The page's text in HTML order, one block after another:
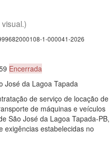
visual.)
1-000041-2026
Encerrada
José da Lagoa Tapada
de serviço de locação de
de máquinas e veículos
São José da Lagoa Tapada-PB,
exigências estabelecidas no